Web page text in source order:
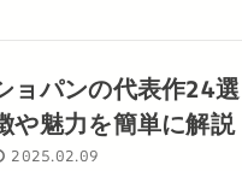
ョパンの代表作24
や魅力を簡単に解説
2025.02.09